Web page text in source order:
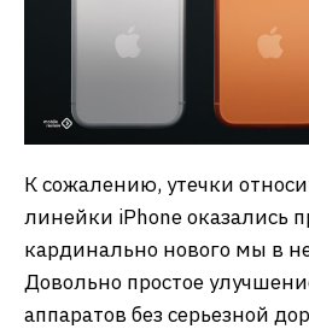
К сожалению, утечки
линейки iPhone оказались
кардинально нового мы в
Довольно простое
аппаратов без серьезной